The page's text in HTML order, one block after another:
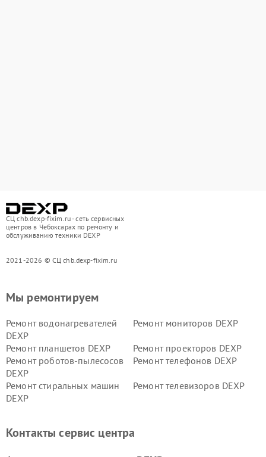
СЦ chb.dexp-fixim.ru - сеть сервисных
центров в Чебоксарах по ремонту и
обслуживанию техники DEXP
2021-2026 © СЦ chb.dexp-fixim.ru
Мы ремонтируем
Ремонт водонагревателей
DEXP
Ремонт мониторов DEXP
Ремонт планшетов DEXP
Ремонт проекторов DEXP
Ремонт роботов-пылесосов
DEXP
Ремонт телефонов DEXP
Ремонт стиральных машин
DEXP
Ремонт телевизоров DEXP
Ремонт серверов DEXP
Ремонт мини пк DEXP
Контакты сервис центра